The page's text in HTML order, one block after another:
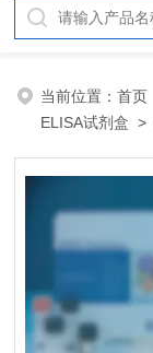
当前位置：首页
ELISA试剂盒 >